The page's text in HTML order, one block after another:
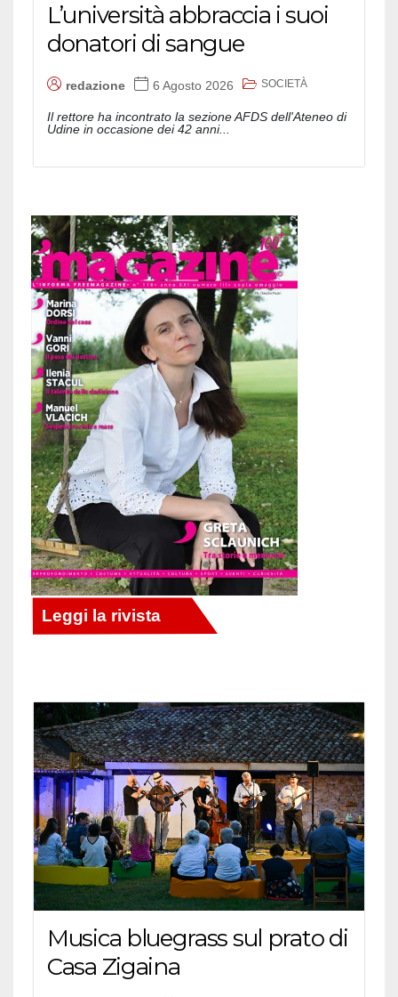
L’università abbraccia i suoi
donatori di sangue
redazione 6 Agosto 2026 SOCIETÀ
Il rettore ha incontrato la sezione AFDS dell'Ateneo di
Udine in occasione dei 42 anni...
Musica bluegrass sul prato di
Casa Zigaina